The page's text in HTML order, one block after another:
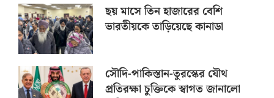
ছয় মাসে তিন হাজারের বেশি
ভারতীয়কে তাড়িয়েছে কানাডা
সৌদি-পাকিস্তান-তুরস্কের যৌথ
প্রতিরক্ষা চুক্তিকে স্বাগত জানালো